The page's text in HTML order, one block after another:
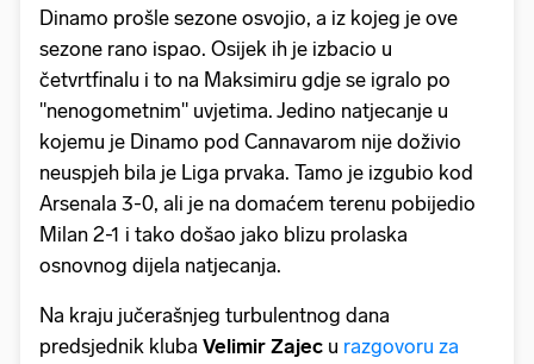
Dinamo prošle sezone osvojio, a iz kojeg je ove
sezone rano ispao. Osijek ih je izbacio u
četvrtfinalu i to na Maksimiru gdje se igralo po
"nenogometnim" uvjetima. Jedino natjecanje u
kojemu je Dinamo pod Cannavarom nije doživio
neuspjeh bila je Liga prvaka. Tamo je izgubio kod
Arsenala 3-0, ali je na domaćem terenu pobijedio
Milan 2-1 i tako došao jako blizu prolaska
osnovnog dijela natjecanja.
Na kraju jučerašnjeg turbulentnog dana
predsjednik kluba Velimir Zajec u razgovoru za